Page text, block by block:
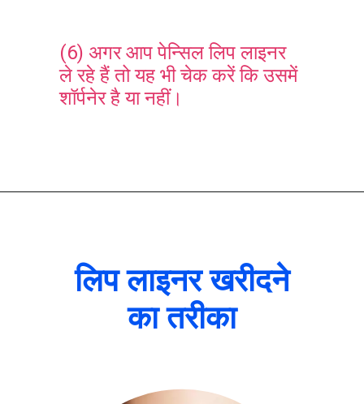
(6) अगर आप पेन्सिल लिप लाइनर
ले रहे हैं तो यह भी चेक करें कि उसमें
शॉर्पनेर है या नहीं।
लिप लाइनर खरीदने
का तरीका